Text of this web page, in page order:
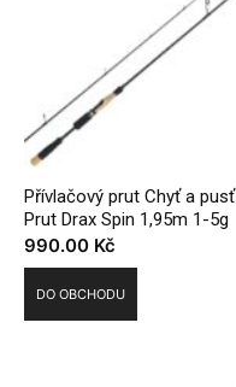
Přívlačový prut Chyť a pusť
Prut Drax Spin 1,95m 1-5g
990.00 Kč
DO OBCHODU